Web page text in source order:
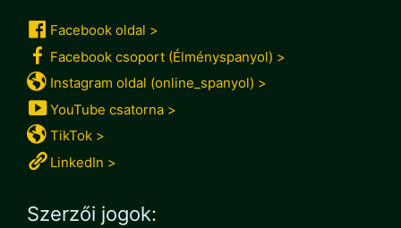
Facebook oldal >
Facebook csoport (Élményspanyol) >
Instagram oldal (online_spanyol) >
YouTube csatorna >
TikTok >
LinkedIn >
Szerzői jogok: